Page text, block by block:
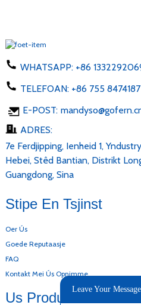
WHATSAPP: +86
TELEFOAN: +86 755
E-POST:
ADRES:
7e Ferdjipping, Ienheid 1,
Hebei, Stêd Bantian, Distrikt
Guangdong, Sina
Stipe En Tsjinst
Oer Ús
Goede Reputaasje
FAQ
Kontakt Mei Ús Opnimme
Us Produkten
Leave Your Message